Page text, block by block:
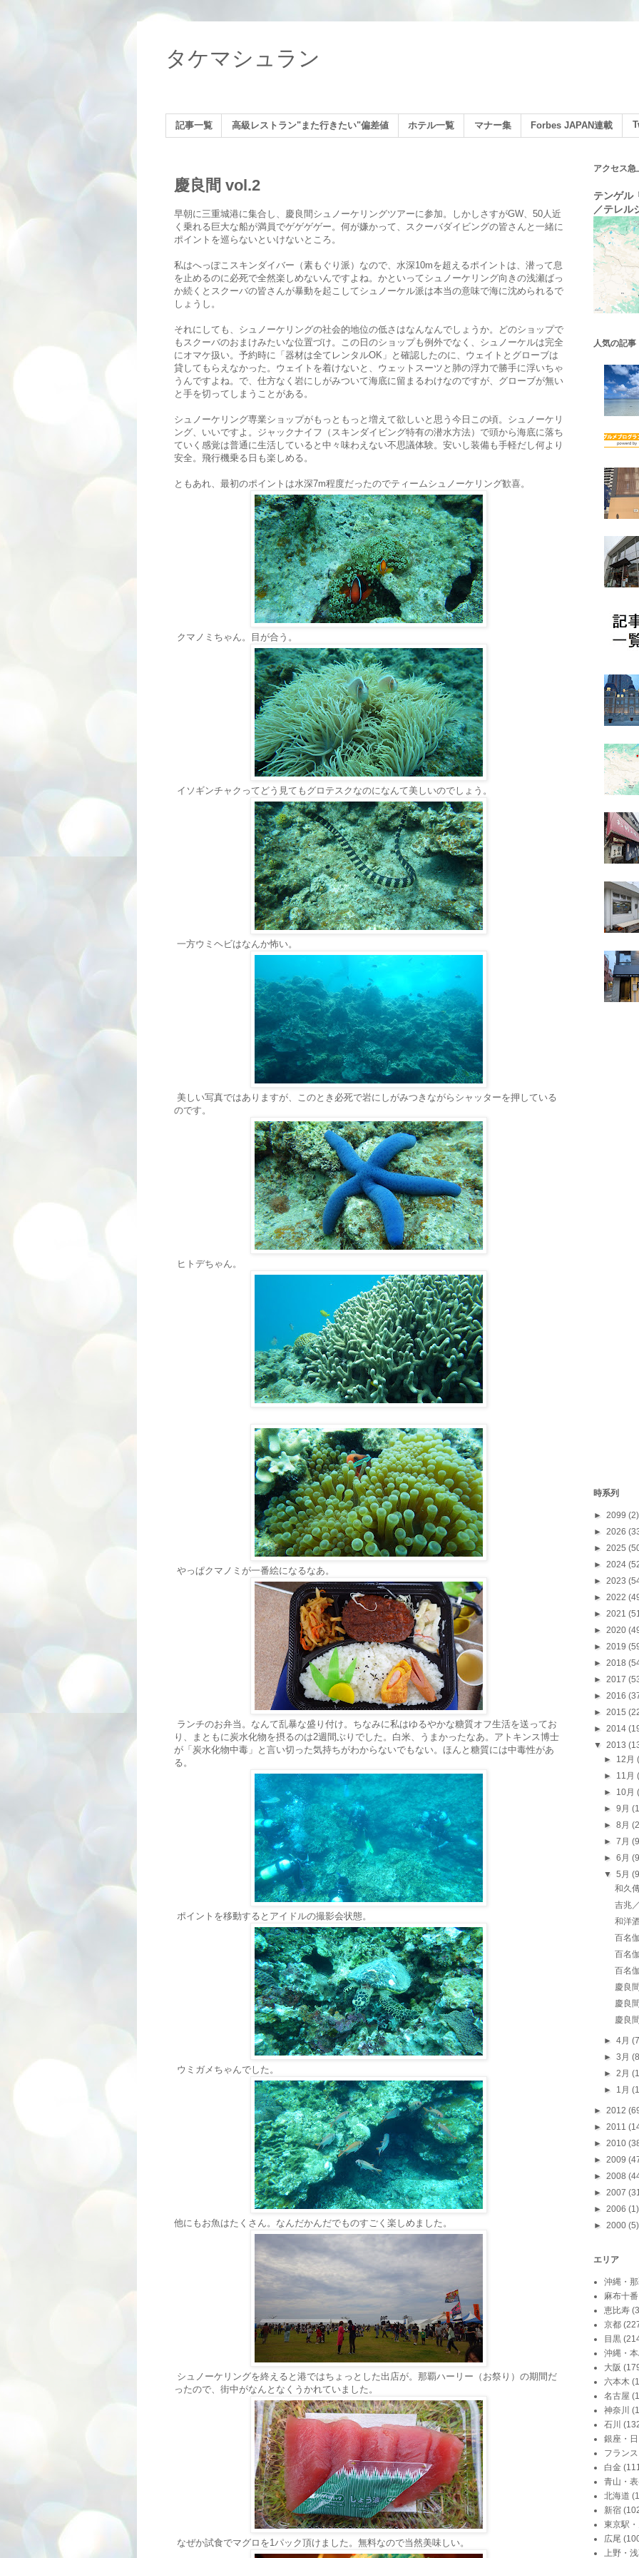
タケマシュラン
記事一覧 高級レストラン"また行きたい"偏差値 ホテル一覧 マナー集 Forbes JAPAN連載
慶良間 vol.2
早朝に三重城港に集合し、慶良間シュノーケリングツアーに参加。しかしさすがGW、50人近
く乗れる巨大な船が満員でゲゲゲゲー。何が嫌かって、スクーバダイビングの皆さんと一緒に
ポイントを巡らないといけないところ。
私はへっぽこスキンダイバー（素もぐり派）なので、水深10mを超えるポイントは、潜って息
を止めるのに必死で全然楽しめないんですよね。かといってシュノーケリング向きの浅瀬ばっ
か続くとスクーバの皆さんが暴動を起こしてシュノーケル派は本当の意味で海に沈められるで
しょうし。
それにしても、シュノーケリングの社会的地位の低さはなんなんでしょうか。どのショップで
もスクーバのおまけみたいな位置づけ。この日のショップも例外でなく、シュノーケルは完全
にオマケ扱い。予約時に「器材は全てレンタルOK」と確認したのに、ウェイトとグローブは
貸してもらえなかった。ウェイトを着けないと、ウェットスーツと肺の浮力で勝手に浮いちゃ
うんですよね。で、仕方なく岩にしがみついて海底に留まるわけなのですが、グローブが無い
と手を切ってしまうことがある。
シュノーケリング専業ショップがもっともっと増えて欲しいと思う今日この頃。シュノーケリ
ング、いいですよ。ジャックナイフ（スキンダイビング特有の潜水方法）で頭から海底に落ち
ていく感覚は普通に生活していると中々味わえない不思議体験。安いし装備も手軽だし何より
安全。飛行機乗る日も楽しめる。
ともあれ、最初のポイントは水深7m程度だったのでティームシュノーケリング歓喜。
クマノミちゃん。目が合う。
イソギンチャクってどう見てもグロテスクなのになんて美しいのでしょう。
一方ウミヘビはなんか怖い。
美しい写真ではありますが、このとき必死で岩にしがみつきながらシャッターを押している
のです。
ヒトデちゃん。
やっぱクマノミが一番絵になるなあ。
ランチのお弁当。なんて乱暴な盛り付け。ちなみに私はゆるやかな糖質オフ生活を送ってお
り、まともに炭水化物を摂るのは2週間ぶりでした。白米、うまかったなあ。アトキンス博士
が「炭水化物中毒」と言い切った気持ちがわからないでもない。ほんと糖質には中毒性があ
る。
ポイントを移動するとアイドルの撮影会状態。
ウミガメちゃんでした。
他にもお魚はたくさん。なんだかんだでものすごく楽しめました。
シュノーケリングを終えると港ではちょっとした出店が。那覇ハーリー（お祭り）の期間だ
ったので、街中がなんとなくうかれていました。
なぜか試食でマグロを1パック頂けました。無料なので当然美味しい。
アクセス急
テンゲル
／テレル
人気の記事
時系列
► 2099 (2)
► 2026
► 2025
► 2024
► 2023
► 2022
► 2021
► 2020
► 2019
► 2018
► 2017
► 2016
► 2015
► 2014
▼ 2013
► 12月
► 11月
► 10月
►9月
►8月
►7月
►6月
▼5月
和久
吉兆
和洋
百名
百名
百名
慶良
慶良
慶良
►4月
►3月
►2月
► 1月
► 2012
► 2011
► 2010
► 2009
► 2008
► 2007
► 2006 (1)
► 2000 (5)
エリア
沖縄・
麻布十番
恵比寿
京都
目黒
沖縄・
大阪
六本木
名古屋
神奈川
石川
銀座・
フランス
白金
青山・
北海道
新宿
東京駅
広尾
上野・